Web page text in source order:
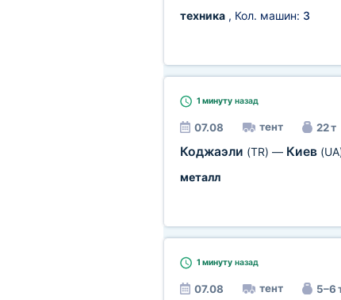
техника, Кол. машин: 3
1 минутуназад
07.08 тент 22 т
Коджаэли (TR) — Киев
металл
1 минутуназад
07.08 тент 5–6